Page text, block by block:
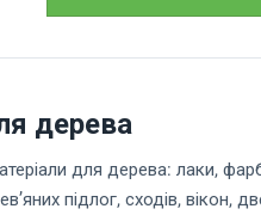
дерева
для дерева: лаки,
підлог, сходів, вікон,